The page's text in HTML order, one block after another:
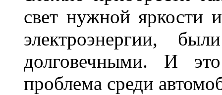
свет нужной яркости
электроэнергии,
долговечными. И
проблема среди